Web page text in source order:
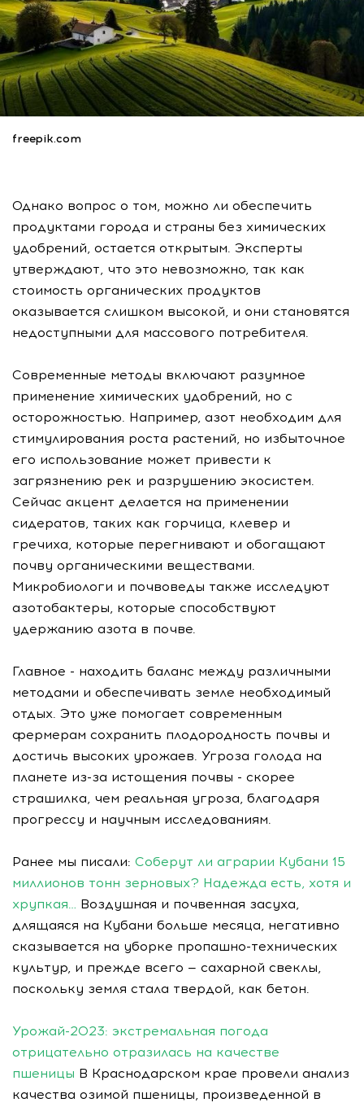
freepik.com
Однако вопрос о том, можно ли обеспечить
продуктами города и страны без химических
удобрений, остается открытым. Эксперты
утверждают, что это невозможно, так как
стоимость органических продуктов
оказывается слишком высокой, и они становятся
недоступными для массового потребителя.
Современные методы включают разумное
применение химических удобрений, но с
осторожностью. Например, азот необходим для
стимулирования роста растений, но избыточное
его использование может привести к
загрязнению рек и разрушению экосистем.
Сейчас акцент делается на применении
сидератов, таких как горчица, клевер и
гречиха, которые перегнивают и обогащают
почву органическими веществами.
Микробиологи и почвоведы также исследуют
азотобактеры, которые способствуют
удержанию азота в почве.
Главное - находить баланс между различными
методами и обеспечивать земле необходимый
отдых. Это уже помогает современным
фермерам сохранить плодородность почвы и
достичь высоких урожаев. Угроза голода на
планете из-за истощения почвы - скорее
страшилка, чем реальная угроза, благодаря
прогрессу и научным исследованиям.
Ранее мы писали: Соберут ли аграрии Кубани 15
миллионов тонн зерновых? Надежда есть, хотя и
хрупкая… Воздушная и почвенная засуха,
длящаяся на Кубани больше месяца, негативно
сказывается на уборке пропашно-технических
культур, и прежде всего — сахарной свеклы,
поскольку земля стала твердой, как бетон.
Урожай-2023: экстремальная погода
отрицательно отразилась на качестве
пшеницы В Краснодарском крае провели анализ
качества озимой пшеницы, произведенной в